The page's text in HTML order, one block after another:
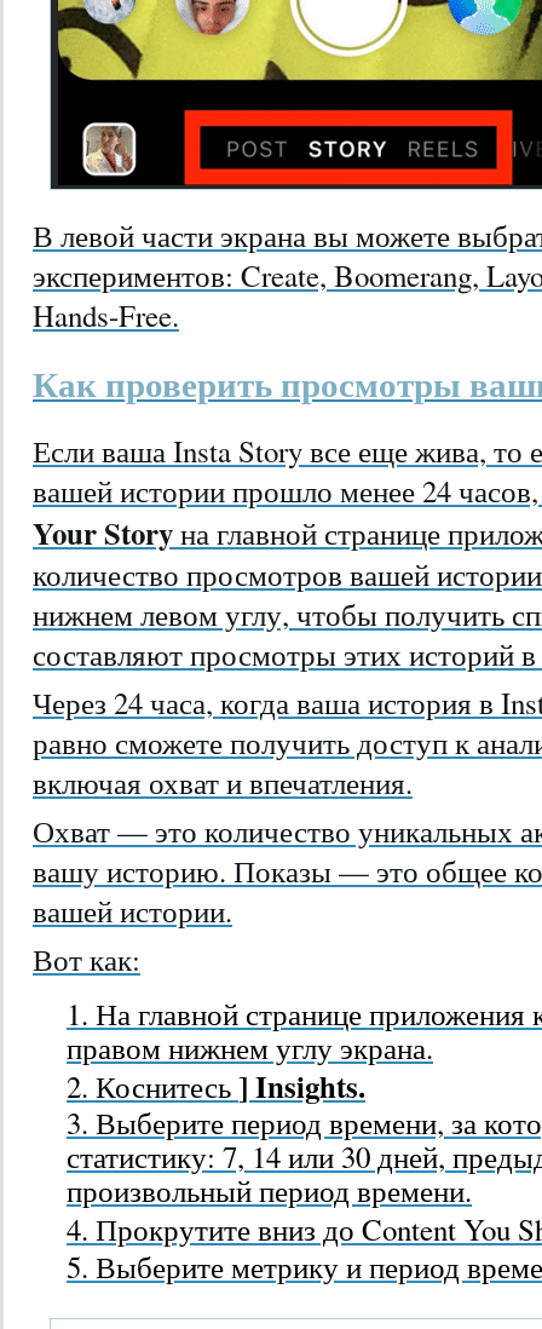
В левой части экрана вы можете
экспериментов: Create, Boomerang,
Hands-Free.
Как проверить просмотры
Если ваша Insta Story все еще жива, то
вашей истории прошло менее 24
Your Storyна главной странице
количество просмотров вашей
нижнем левом углу, чтобы получить
составляют просмотры этих историй
Через 24 часа, когда ваша история в
равно сможете получить доступ к
включая охват и впечатления.
Охват — это количество уникальных
вашу историю. Показы — это общее
вашей истории.
Вот как:
На главной странице приложения
правом нижнем углу экрана.
Коснитесь] Insights.
Выберите период времени, за
статистику: 7, 14 или 30 дней,
произвольный период времени.
Прокрутите вниз до Content You
Выберите метрику и период